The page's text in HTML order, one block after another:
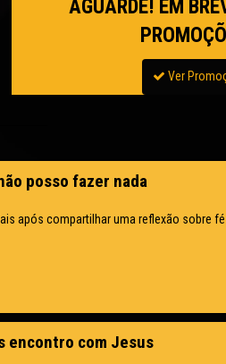
AGUARDE! EM
Ver
posso fazer nada
após compartilhar uma reflexão sobre fé
encontro com Jesus